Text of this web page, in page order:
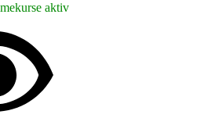
aktiv